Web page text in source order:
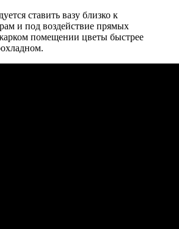
ставить вазу близко к
и под воздействие прямых
помещении цветы быстрее